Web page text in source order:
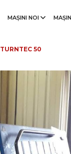
MAȘINI NOI
TURNTEC 50